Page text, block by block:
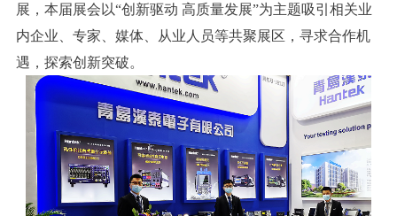
展，本届展会以“创新驱动 高质量发展”为主题吸引相关业
内企业、专家、媒体、从业人员等共聚展区，寻求合作机
遇，探索创新突破。